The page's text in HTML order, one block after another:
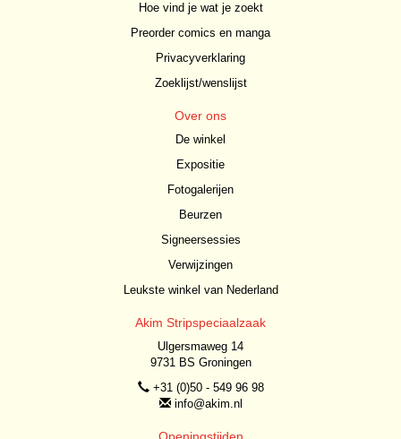
Hoe vind je wat je zoekt
Preorder comics en manga
Privacyverklaring
Zoeklijst/wenslijst
Over ons
De winkel
Expositie
Fotogalerijen
Beurzen
Signeersessies
Verwijzingen
Leukste winkel van Nederland
Akim Stripspeciaalzaak
Ulgersmaweg 14
9731 BS Groningen
+31 (0)50 - 549 96 98
info@akim.nl